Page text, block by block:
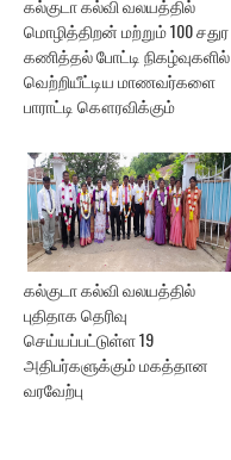
கல்குடா கல்வி வலயத்தில்
மொழித்திறன் மற்றும் 100 சதுர
கணித்தல் போட்டி நிகழ்வுகளில்
வெற்றியீட்டிய மாணவர்களை
பாராட்டி கௌரவிக்கும்
கல்குடா கல்வி வலயத்தில்
புதிதாக தெரிவு
செய்யப்பட்டுள்ள 19
அதிபர்களுக்கும் மகத்தான
வரவேற்பு